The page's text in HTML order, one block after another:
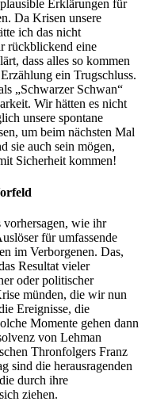
Erklärungen für
Da Krisen unsere
ich das nicht
rückblickend eine
dass alles so kommen
ein Trugschluss.
„Schwarzer Schwan“
Wir hätten es nicht
unsere spontane
um beim nächsten Mal
sie auch sein mögen,
Sicherheit kommen!
wie ihr
für umfassende
im Verborgenen. Das,
Resultat vieler
oder politischer
münden, die wir nun
Ereignisse, die
Momente gehen dann
von Lehman
Thronfolgers Franz
sind die herausragenden
durch ihre
ziehen.